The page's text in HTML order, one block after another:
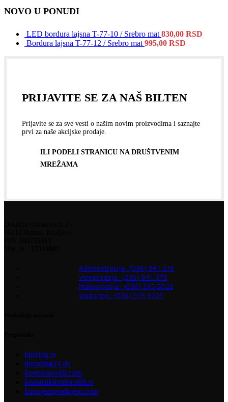
NOVO U PONUDI
LED bordura lajsna T-77-10 / Srebro mat 830,00 RSD
Bordura lajsna T-77-12 / Srebro mat 995,00 RSD
PRIJAVITE SE ZA NAŠ BILTEN
Prijavite se za sve vesti o našim novim proizvodima i saznajte
prvi za naše akcijske prodaje.
ILI PODELI STRANICU NA DRUŠTVENIM
MREŽAMA
Administracija: (036) 841 216
Veleprodaja: (036) 841 375
Maloprodaja: (036) 515 5022
Webshop: (036) 515 5225
kpizlog.rs
tktrading24.de
kosmosprofil.com
konstruktivniprofili.rs
kupujemprodajem.com